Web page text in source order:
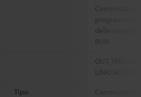
programmi,
delle
RUN
OUT, TRIG
Tipo
Commutabile